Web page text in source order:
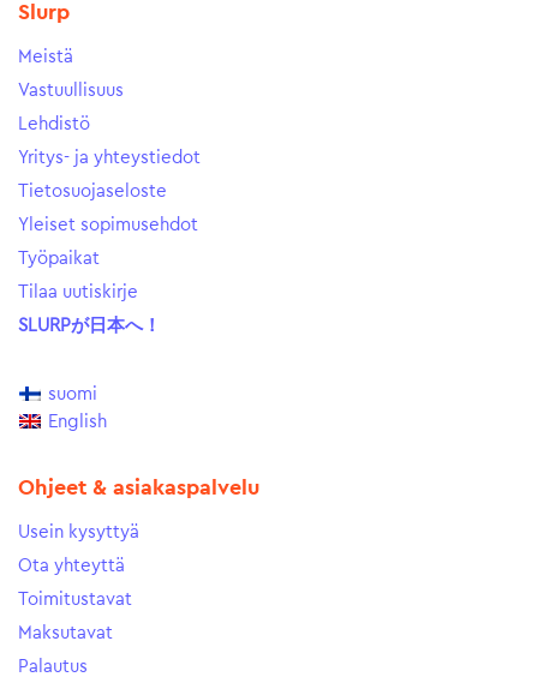
Slurp
Meistä
Vastuullisuus
Lehdistö
Yritys- ja yhteystiedot
Tietosuojaseloste
Yleiset sopimusehdot
Työpaikat
Tilaa uutiskirje
SLURPが日本へ！
suomi
English
Ohjeet & asiakaspalvelu
Usein kysyttyä
Ota yhteyttä
Toimitustavat
Maksutavat
Palautus